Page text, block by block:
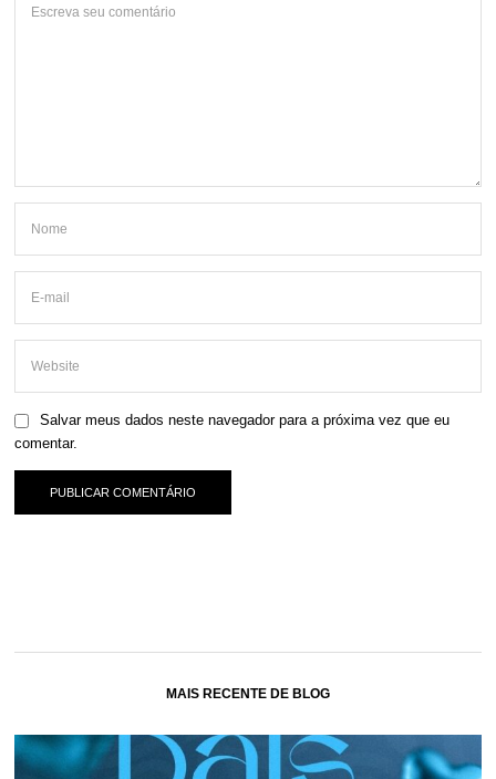
Salvar meus dados neste navegador para a próxima vez que eu
comentar.
MAIS RECENTE DE BLOG